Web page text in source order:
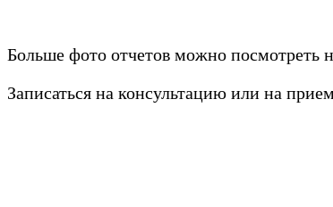
Больше фото отчетов можно посмотреть
Записаться на консультацию или на